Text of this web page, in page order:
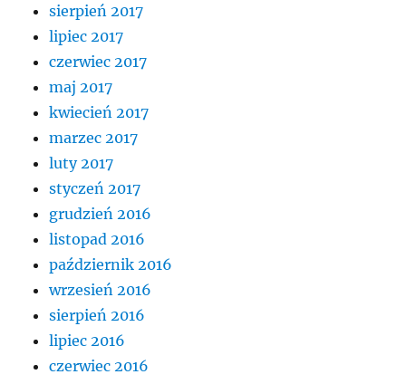
sierpień 2017
lipiec 2017
czerwiec 2017
maj 2017
kwiecień 2017
marzec 2017
luty 2017
styczeń 2017
grudzień 2016
listopad 2016
październik 2016
wrzesień 2016
sierpień 2016
lipiec 2016
czerwiec 2016